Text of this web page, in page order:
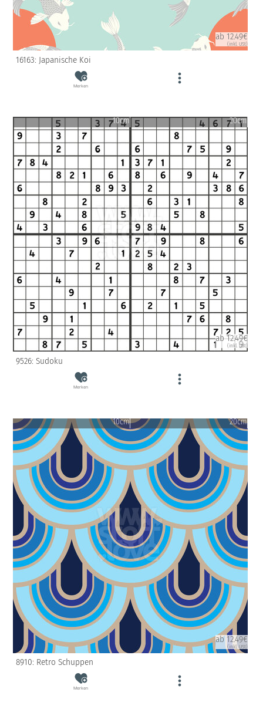
ab 12.49€
(inkl. USt)
16163: Japanische Koi
Merken
10cm 20cm
ab 12.49€
(inkl. USt)
9526: Sudoku
Merken
10cm 20cm
ab 12.49€
(inkl. USt)
8910: Retro Schuppen
Merken